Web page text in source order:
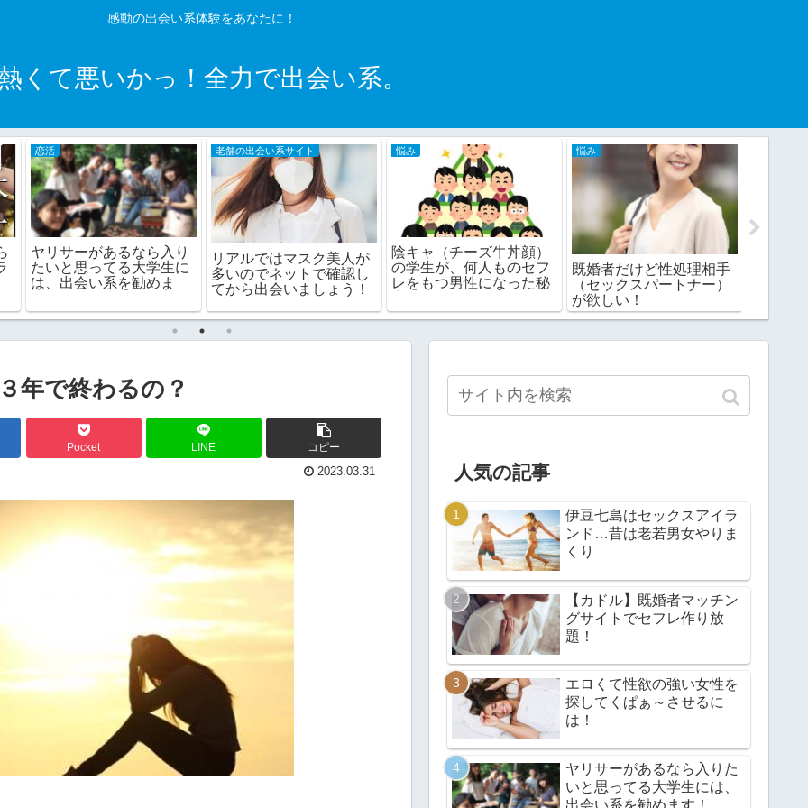
感動の出会い系体験をあなたに！
くて悪いかっ！全力で出会い系。
恋活
ヤリサーがあるなら入り
たいと思ってる大学生に
は、出会い系を勧めま
老舗の出会い系サイト
リアルではマスク美人が
多いのでネットで確認し
てから出会いましょう！
悩み
陰キャ（チーズ牛丼顔）
の学生が、何人ものセフ
レをもつ男性になった秘
悩み
既婚者だけど性処理相手
（セックスパートナー）
が欲しい！
年で終わるの？
Pocket LINE
コピー
2023.03.31
人気の記事
伊豆七島はセックスアイラ
ンド…昔は老若男女やりま
くり
【カドル】既婚者マッチン
グサイトでセフレ作り放
題！
エロくて性欲の強い女性を
探してくぱぁ～させるに
は！
ヤリサーがあるなら入りた
いと思ってる大学生には、
出会い系を勧めます！